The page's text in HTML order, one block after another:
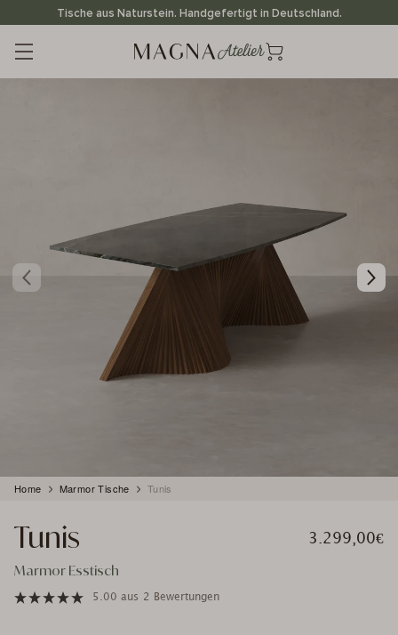
zum
Inhalt
Tische aus Naturstein. Handgefertigt in Deutschland.
Home Marmor Tische Tunis
Tunis
Marmor Esstisch
3.299,00€
5.00 aus 2 Bewertungen
Produkt
Warenkorb
hinzugefügt